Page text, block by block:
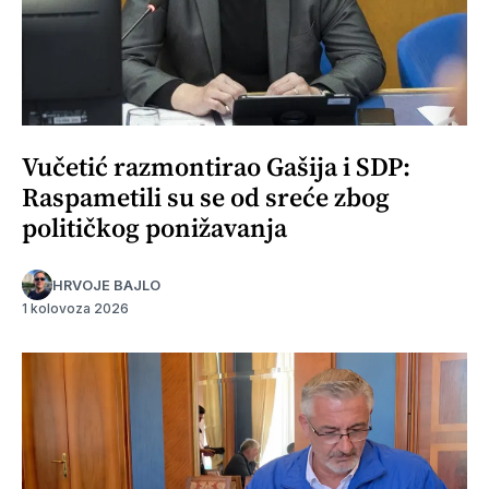
Vučetić razmontirao Gašija i SDP:
Raspametili su se od sreće zbog
političkog ponižavanja
HRVOJE BAJLO
1 kolovoza 2026